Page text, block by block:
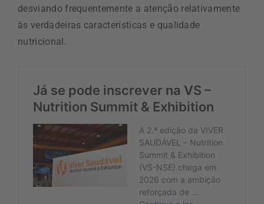
desviando frequentemente a atenção relativamente
às verdadeiras características e qualidade
nutricional.